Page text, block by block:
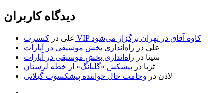
دیدگاه کاربران
علی در
کنسرت VIP کاوه آفاق در تهران برگزار می‌شود
علی در راه‌اندازی بخش موسیقی در آپارات
سینا در راه‌اندازی بخش موسیقی در آپارات
ثریا در پیشکش «گلبانگ» از خطه لرستان
لادن در وخامت حال خواننده پیشکسوت گیلانی